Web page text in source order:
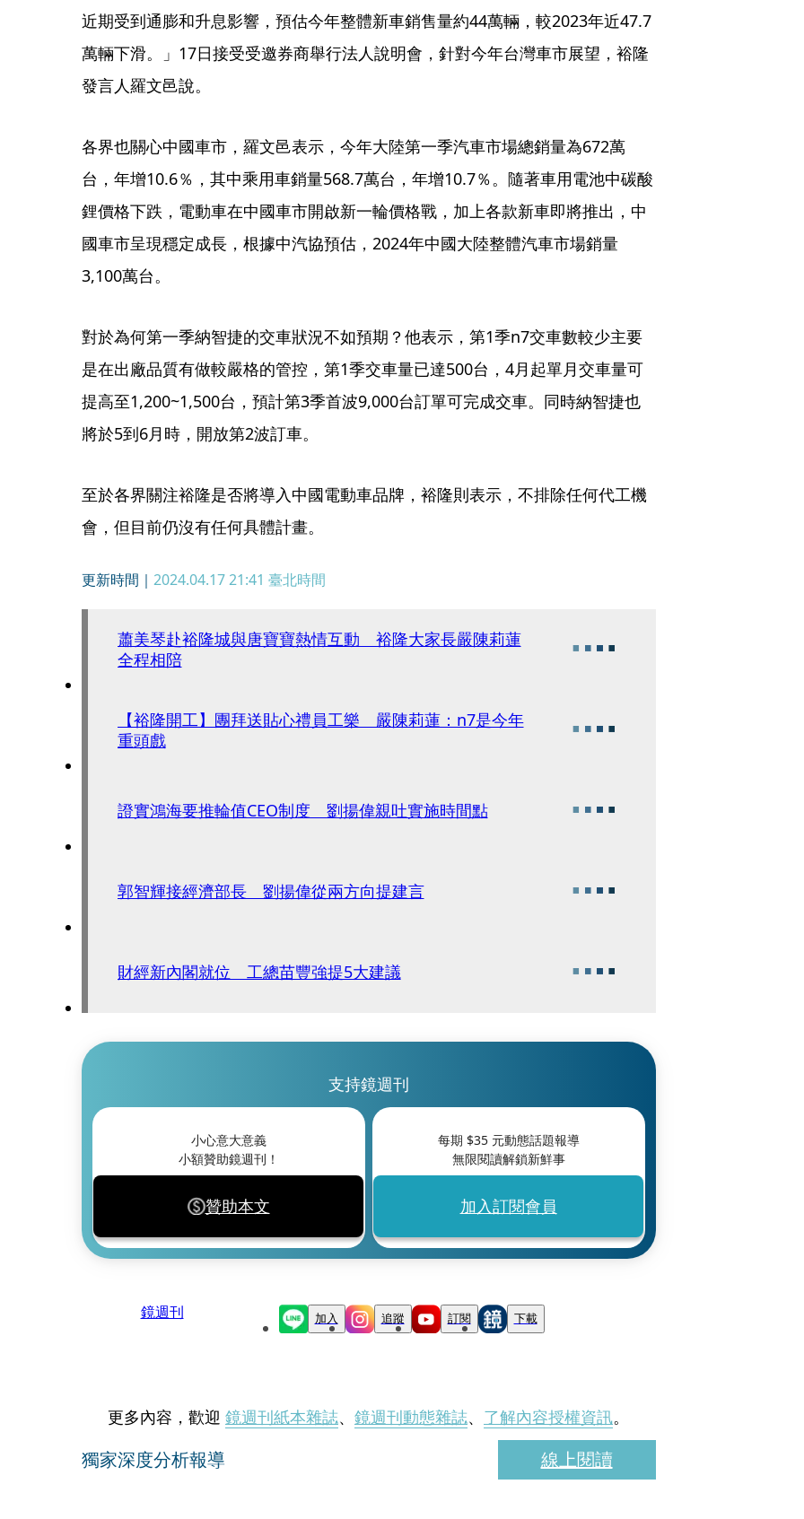
近期受到通膨和升息影響，預估今年整體新車銷售量約44萬輛，較2023年近47.7
萬輛下滑。」17日接受受邀券商舉行法人說明會，針對今年台灣車市展望，裕隆
發言人羅文邑說。
各界也關心中國車市，羅文邑表示，今年大陸第一季汽車市場總銷量為672萬
台，年增10.6％，其中乘用車銷量568.7萬台，年增10.7％。隨著車用電池中碳酸
鋰價格下跌，電動車在中國車市開啟新一輪價格戰，加上各款新車即將推出，中
國車市呈現穩定成長，根據中汽協預估，2024年中國大陸整體汽車市場銷量
3,100萬台。
對於為何第一季納智捷的交車狀況不如預期？他表示，第1季n7交車數較少主要
是在出廠品質有做較嚴格的管控，第1季交車量已達500台，4月起單月交車量可
提高至1,200~1,500台，預計第3季首波9,000台訂單可完成交車。同時納智捷也
將於5到6月時，開放第2波訂車。
至於各界關注裕隆是否將導入中國電動車品牌，裕隆則表示，不排除任何代工機
會，但目前仍沒有任何具體計畫。
更新時間｜ 2024.04.17 21:41 臺北時間
蕭美琴赴裕隆城與唐寶寶熱情互動 裕隆大家長嚴陳莉蓮
全程相陪
【裕隆開工】團拜送貼心禮員工樂 嚴陳莉蓮：n7是今年
重頭戲
證實鴻海要推輪值CEO制度 劉揚偉親吐實施時間點
郭智輝接經濟部長 劉揚偉從兩方向提建言
財經新內閣就位 工總苗豐強提5大建議
支持鏡週刊
小心意大意義
小額贊助鏡週刊！
贊助本文
每期 $35元動態話題報導
無限閱讀解鎖新鮮事
加入訂閱會員
鏡週刊 加入 追蹤 訂閱 下載
更多內容，歡迎 鏡週刊紙本雜誌、 鏡週刊動態雜誌、 了解內容授權資訊。
獨家深度分析報導 線上閱讀